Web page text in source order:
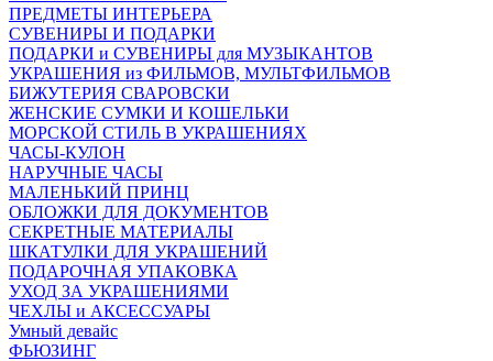
ПРЕДМЕТЫ ИНТЕРЬЕРА
СУВЕНИРЫ И ПОДАРКИ
ПОДАРКИ и СУВЕНИРЫ для МУЗЫКАНТОВ
УКРАШЕНИЯ из ФИЛЬМОВ, МУЛЬТФИЛЬМОВ
БИЖУТЕРИЯ СВАРОВСКИ
ЖЕНСКИЕ СУМКИ И КОШЕЛЬКИ
МОРСКОЙ СТИЛЬ В УКРАШЕНИЯХ
ЧАСЫ-КУЛОН
НАРУЧНЫЕ ЧАСЫ
МАЛЕНЬКИЙ ПРИНЦ
ОБЛОЖКИ ДЛЯ ДОКУМЕНТОВ
СЕКРЕТНЫЕ МАТЕРИАЛЫ
ШКАТУЛКИ ДЛЯ УКРАШЕНИЙ
ПОДАРОЧНАЯ УПАКОВКА
УХОД ЗА УКРАШЕНИЯМИ
ЧEХЛЫ и АКСЕССУАРЫ
Умный девайс
ФЬЮЗИНГ